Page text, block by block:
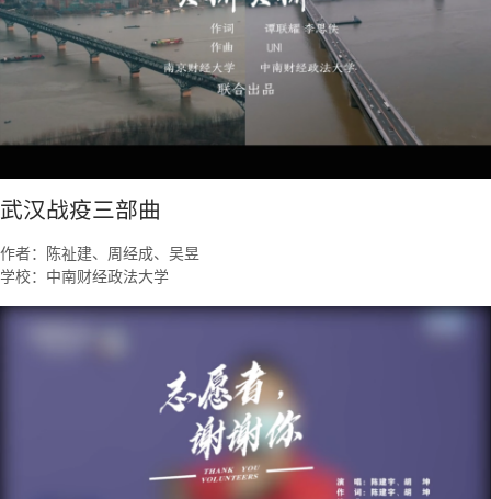
武汉战疫三部曲
作者：陈祉建、周经成、吴昱
学校：中南财经政法大学